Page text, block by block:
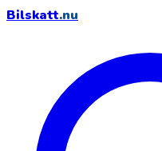
Bilskatt.nu